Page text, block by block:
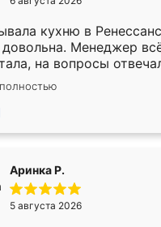
буду заказывать
кухню в
довольна. Менеджер
на вопросы
приехал в субботу,
всей
ребята работали
Аринка Р.
5 августа 2026